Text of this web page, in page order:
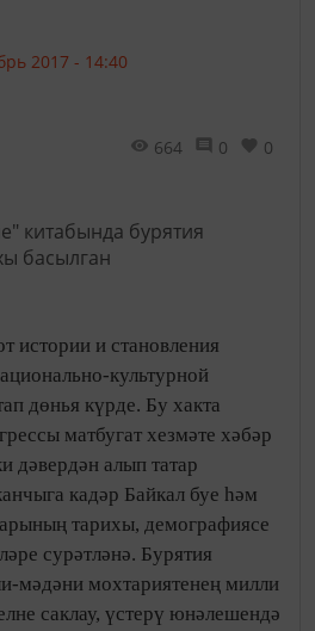
2017 - 14:40
664 0 0
истории и становления
культурной
дөнья күрде. Бу хакта
матбугат хезмәте хәбәр
дәвердән алып татар
кадәр Байкал буе һәм
тарихы, демографиясе
сурәтләнә. Бурятия
мәдәни мохтариятенең милли
саклау, үстерү юнәлешендә